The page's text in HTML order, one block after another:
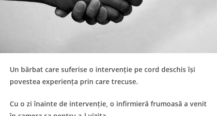
Un bărbat care suferise o intervenție pe cord deschis își
povestea experiența prin care trecuse.
Cu o zi înainte de intervenție, o infirmieră frumoasă a venit